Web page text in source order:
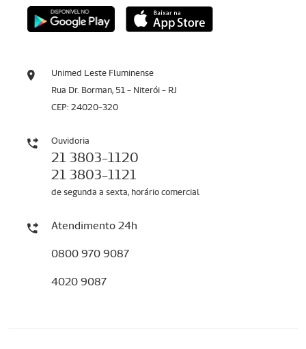
Unimed Leste Fluminense
Rua Dr. Borman, 51 - Niterói - RJ
CEP: 24020-320
Ouvidoria
21 3803-1120
21 3803-1121
de segunda a sexta, horário comercial
Atendimento 24h
0800 970 9087
4020 9087